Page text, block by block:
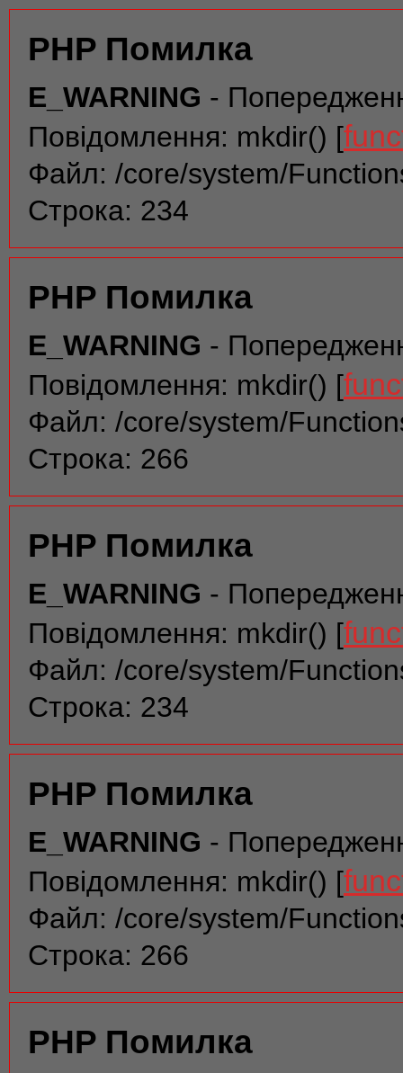
PHP Помилка
E_WARNING -
Повідомлення: mkdir() [
Файл: /core/system/
Строка: 234
PHP Помилка
E_WARNING -
Повідомлення: mkdir() [
Файл: /core/system/
Строка: 266
PHP Помилка
E_WARNING -
Повідомлення: mkdir() [
Файл: /core/system/
Строка: 234
PHP Помилка
E_WARNING -
Повідомлення: mkdir() [
Файл: /core/system/
Строка: 266
PHP Помилка